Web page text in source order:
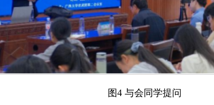
图4 与会同学提问